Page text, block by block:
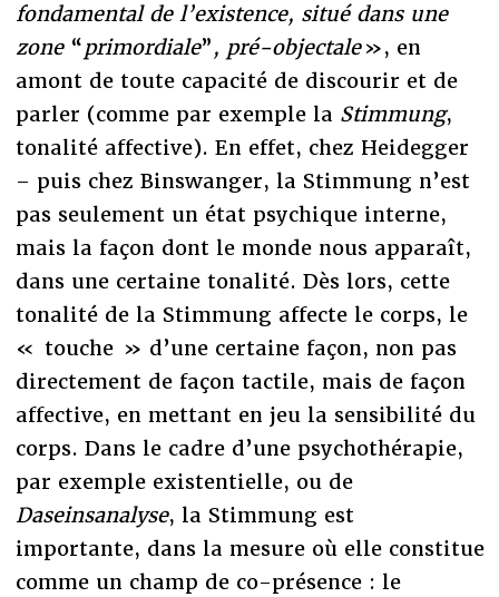
fondamental de l’existence, situé dans une
zone “primordiale”, pré-objectale», en
amont de toute capacité de discourir et de
parler (comme par exemple la Stimmung,
tonalité affective). En effet, chez Heidegger
– puis chez Binswanger, la Stimmung n’est
pas seulement un état psychique interne,
mais la façon dont le monde nous apparaît,
dans une certaine tonalité. Dès lors, cette
tonalité de la Stimmung affecte le corps, le
« touche » d’une certaine façon, non pas
directement de façon tactile, mais de façon
affective, en mettant en jeu la sensibilité du
corps. Dans le cadre d’une psychothérapie,
par exemple existentielle, ou de
Daseinsanalyse, la Stimmung est
importante, dans la mesure où elle constitue
comme un champ de co-présence : le